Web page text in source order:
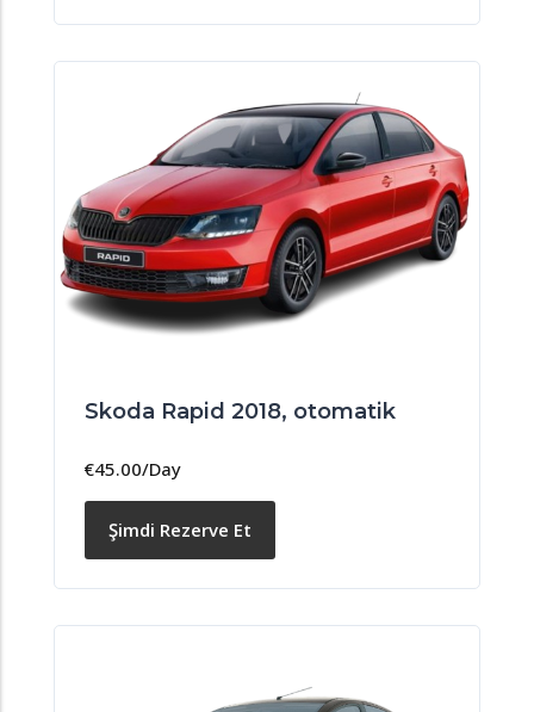
Skoda Rapid 2018, otomatik
€45.00/Day
Şimdi Rezerve Et